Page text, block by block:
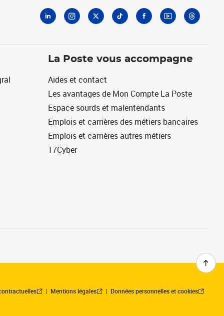
La Poste vous accompagne
Aides et contact
Les avantages de Mon Compte La Poste
Espace sourds et malentendants
Emplois et carrières des métiers bancaires
Emplois et carrières autres métiers
17Cyber
Mentions légales Données personnelles et cookies